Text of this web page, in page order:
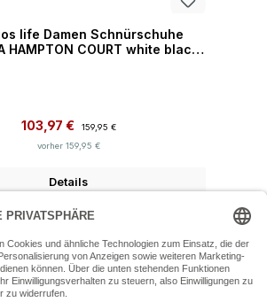
life Damen Schnürschuhe
HAMPTON COURT white black
Verkaufspreis:
103,97 €
159,95 €
vorher 159,95 €
Details
(Mo-Fr: 9.30 - 18:30 Uhr Sa: 9:30 - 16 Uhr)